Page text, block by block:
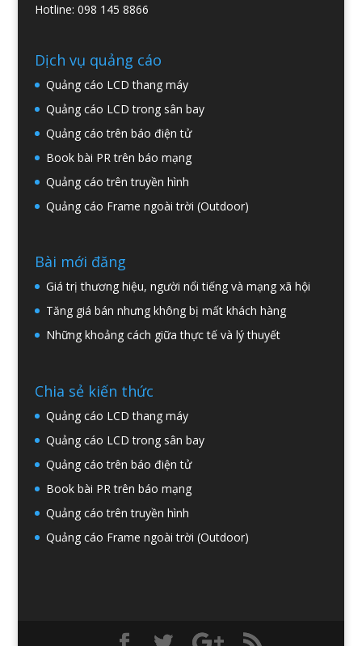
Hotline: 098 145 8866
Dịch vụ quảng cáo
Quảng cáo LCD thang máy
Quảng cáo LCD trong sân bay
Quảng cáo trên báo điện tử
Book bài PR trên báo mạng
Quảng cáo trên truyền hình
Quảng cáo Frame ngoài trời (Outdoor)
Bài mới đăng
Giá trị thương hiệu, người nổi tiếng và mạng xã hội
Tăng giá bán nhưng không bị mất khách hàng
Những khoảng cách giữa thực tế và lý thuyết
Chia sẻ kiến thức
Quảng cáo LCD thang máy
Quảng cáo LCD trong sân bay
Quảng cáo trên báo điện tử
Book bài PR trên báo mạng
Quảng cáo trên truyền hình
Quảng cáo Frame ngoài trời (Outdoor)